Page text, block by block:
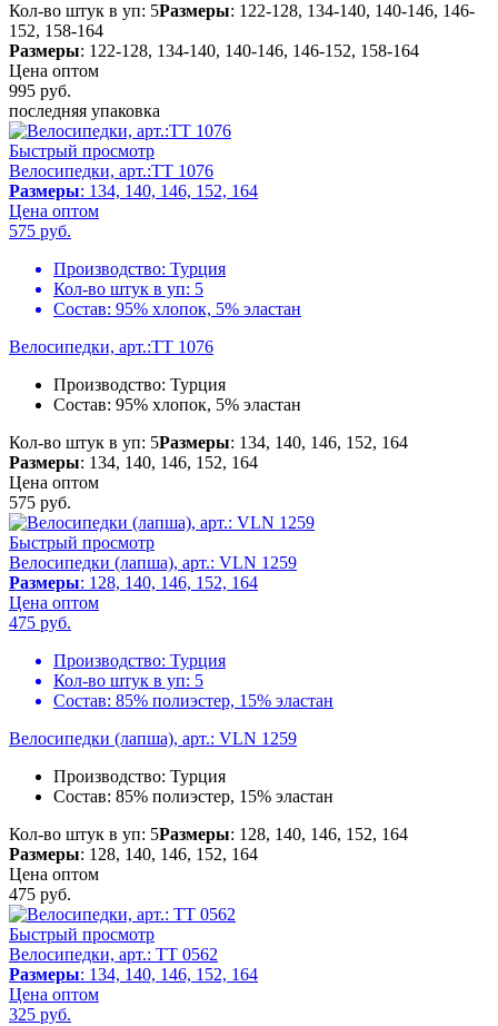
Кол-во штук в уп: 5Размеры: 122-128, 134-140, 140-146, 146-
152, 158-164
Размеры: 122-128, 134-140, 140-146, 146-152, 158-164
Цена оптом
995 руб.
последняя упаковка
Быстрый просмотр
Велосипедки, арт.:TT 1076
Размеры: 134, 140, 146, 152, 164
Цена оптом
575 руб.
Производство: Турция
Кол-во штук в уп: 5
Состав: 95% хлопок, 5% эластан
Велосипедки, арт.:TT 1076
Производство: Турция
Состав: 95% хлопок, 5% эластан
Кол-во штук в уп: 5Размеры: 134, 140, 146, 152, 164
Размеры: 134, 140, 146, 152, 164
Цена оптом
575 руб.
Быстрый просмотр
Велосипедки (лапша), арт.: VLN 1259
Размеры: 128, 140, 146, 152, 164
Цена оптом
475 руб.
Производство: Турция
Кол-во штук в уп: 5
Состав: 85% полиэстер, 15% эластан
Велосипедки (лапша), арт.: VLN 1259
Производство: Турция
Состав: 85% полиэстер, 15% эластан
Кол-во штук в уп: 5Размеры: 128, 140, 146, 152, 164
Размеры: 128, 140, 146, 152, 164
Цена оптом
475 руб.
Быстрый просмотр
Велосипедки, арт.: TT 0562
Размеры: 134, 140, 146, 152, 164
Цена оптом
325 руб.